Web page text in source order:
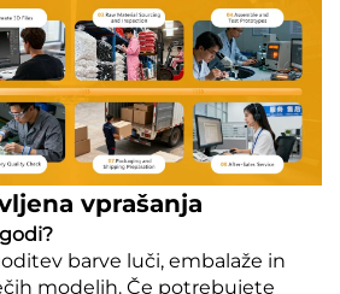
vprašanja
barve luči, embalaže in
modelih. Če potrebujete